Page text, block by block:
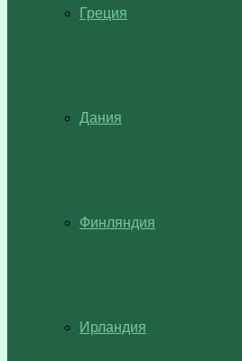
Греция
Дания
Финляндия
Ирландия